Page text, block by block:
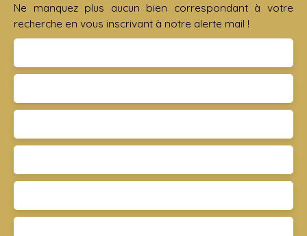
Ne manquez plus aucun bien correspondant à votre
recherche en vous inscrivant à notre alerte mail !